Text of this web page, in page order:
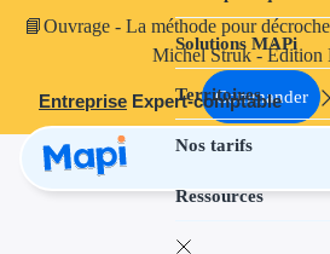
📘Ouvrage - La méthode pour
Michel Struk - Édition
Commander
Entreprise Expert-comptable
Solutions MAPi
Territoires
Nos tarifs
Ressources